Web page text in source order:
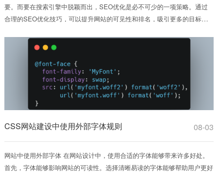
要。而要在搜索引擎中脱颖而出，SEO优化是必不可少的一项策略。通过
合理的SEO优化技巧，可以提升网站的可见性和排名，吸引更多的目标受
CSS网站建设中使用外部字体规则 08-03
网站中使用外部字体 在网站设计中，使用合适的字体能够带来许多好处。
首先，字体能够影响网站的可读性。选择清晰易读的字体能够帮助用户更好